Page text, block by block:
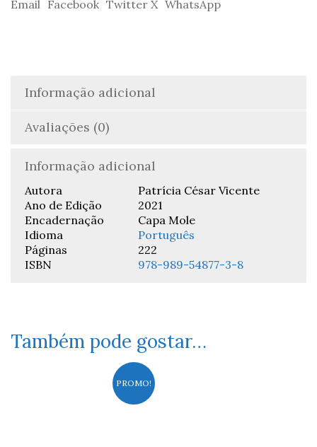
Email Facebook Twitter X WhatsApp
Informação adicional
Avaliações (0)
Informação adicional
Autora
Patrícia César Vicente
Ano de Edição
2021
Encadernação
Capa Mole
Idioma
Português
Páginas
222
ISBN
978-989-54877-3-8
Também pode gostar…
PROMO!